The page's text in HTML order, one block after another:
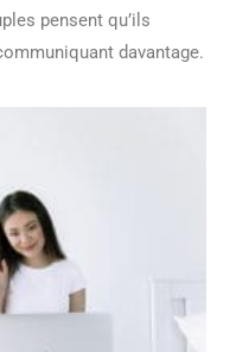
pensent qu’ils
davantage.